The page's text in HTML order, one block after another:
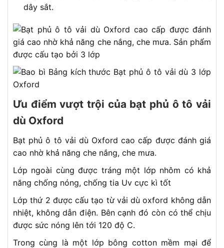
dây sắt.
Ưu điểm vượt trội của bạt phủ ô tô vải
dù Oxford
Bạt phủ ô tô vải dù Oxford cao cấp được đánh giá
cao nhờ khả năng che nắng, che mưa.
Lớp ngoài cùng được tráng một lớp nhôm có khả
năng chống nóng, chống tia Uv cực kì tốt
Lớp thứ 2 được cấu tạo từ vải dù oxford không dẫn
nhiệt, không dẫn điện. Bên cạnh đó còn có thể chịu
được sức nóng lên tới 120 độ C.
Trong cùng là một lớp bông cotton mềm mại để